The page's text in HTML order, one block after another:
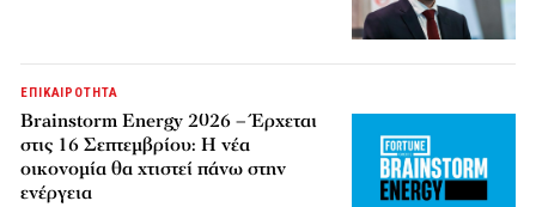
ΕΠΙΚΑΙΡΟΤΗΤΑ
Brainstorm Energy 2026 – Έρχεται
στις 16 Σεπτεμβρίου: Η νέα
οικονομία θα χτιστεί πάνω στην
ενέργεια